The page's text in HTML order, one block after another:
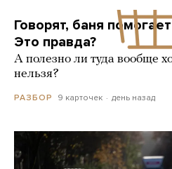
Говорят, баня
Это правда?
А полезно ли туда вообще
нельзя?
РАЗБОР 9 карточек день назад